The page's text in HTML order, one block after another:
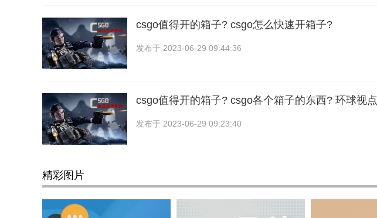
csgo值得开的箱子? csgo怎么快速开箱子?
发布于 2023-06-29 09:44:36
csgo值得开的箱子? csgo各个箱子的东西? 环球视点
发布于 2023-06-29 09:23:40
精彩图片